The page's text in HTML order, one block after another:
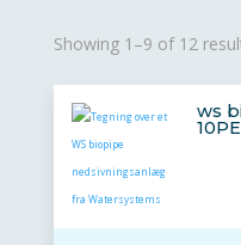
Showing 1–9 of 12
ws
10PE